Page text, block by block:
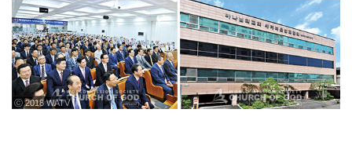
ⓒ 2018 WATV